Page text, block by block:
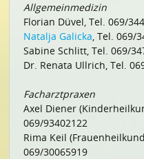
Allgemeinmedizin
Florian Düvel, Tel. 069/
Natalja Galicka, Tel. 069/
Sabine Schlitt, Tel. 069/
Dr. Renata Ullrich, Tel.
Facharztpraxen
Axel Diener
069/93402122
Rima Keil
069/30065919